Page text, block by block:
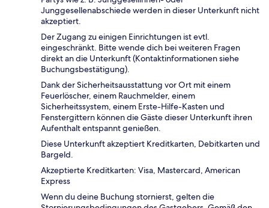
Junggesellenabschiede werden in dieser Unterkunft nicht
akzeptiert.
Der Zugang zu einigen Einrichtungen ist evtl.
eingeschränkt. Bitte wende dich bei weiteren Fragen
direkt an die Unterkunft (Kontaktinformationen siehe
Buchungsbestätigung).
Dank der Sicherheitsausstattung vor Ort mit einem
Feuerlöscher, einem Rauchmelder, einem
Sicherheitssystem, einem Erste-Hilfe-Kasten und
Fenstergittern können die Gäste dieser Unterkunft ihren
Aufenthalt entspannt genießen.
Diese Unterkunft akzeptiert Kreditkarten, Debitkarten und
Bargeld.
Akzeptierte Kreditkarten: Visa, Mastercard, American
Express
Wenn du deine Buchung stornierst, gelten die